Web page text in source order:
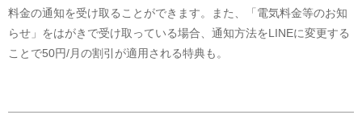
料金の通知を受け取ることができます。また、「電気料金等のお知
らせ」をはがきで受け取っている場合、通知方法をLINEに変更する
ことで50円/月の割引が適用される特典も。